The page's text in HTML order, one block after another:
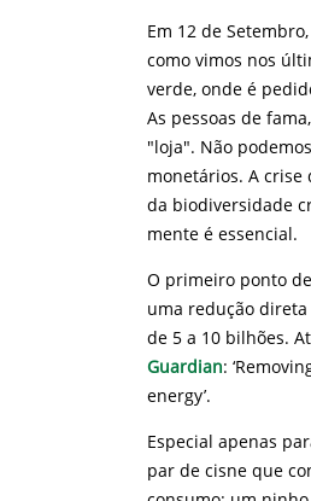
Em 12 de
como vimos nos
verde, onde é
As pessoas de
"loja". Não
monetários. A
da biodiversidade
mente é essencial.
O primeiro ponto
uma redução
de 5 a 10 bilhões.
Guardian:
energy’.
Especial apenas
par de cisne que